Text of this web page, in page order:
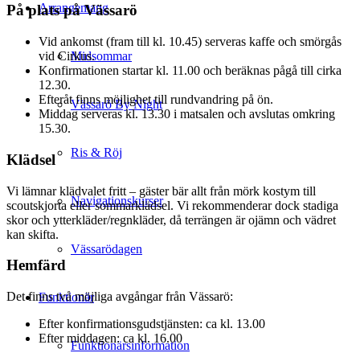
Arrangemang
Midsommar
Vässarö By Night
Ris & Röj
Navigationskurser
Vässarödagen
Funktionär
Funktionärsinformation
På plats på Vässarö
Vid ankomst (fram till kl. 10.45) serveras kaffe och smörgås
vid Cirkus.
Konfirmationen startar kl. 11.00 och beräknas pågå till cirka
12.30.
Efteråt finns möjlighet till rundvandring på ön.
Middag serveras kl. 13.30 i matsalen och avslutas omkring
15.30.
Klädsel
Vi lämnar klädvalet fritt – gäster bär allt från mörk kostym till
scoutskjorta eller sommarklädsel. Vi rekommenderar dock stadiga
skor och ytterkläder/regnkläder, då terrängen är ojämn och vädret
kan skifta.
Hemfärd
Det finns två möjliga avgångar från Vässarö:
Efter konfirmationsgudstjänsten: ca kl. 13.00
Efter middagen: ca kl. 16.00